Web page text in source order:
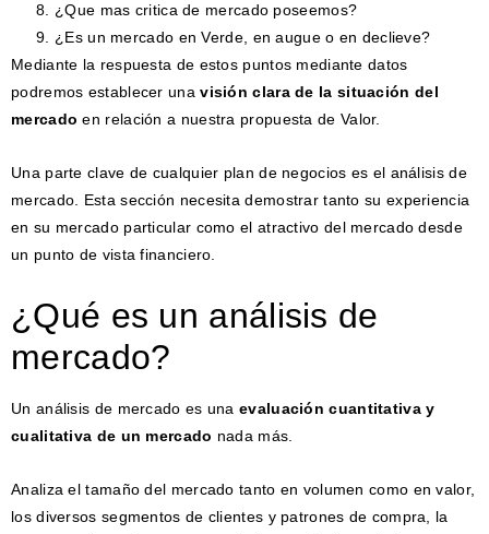
¿Que mas critica de mercado poseemos?
¿Es un mercado en Verde, en augue o en declieve?
Mediante la respuesta de estos puntos mediante datos
podremos establecer unavisión clara de la situación del
mercado en relación a nuestra propuesta de Valor.
Una parte clave de cualquier plan de negocios es el análisis de
mercado. Esta sección necesita demostrar tanto su experiencia
en su mercado particular como el atractivo del mercado desde
un punto de vista financiero.
¿Qué es un análisis de
mercado?
Un análisis de mercado es una evaluación cuantitativa y
cualitativa de un mercado nada más.
Analiza el tamaño del mercado tanto en volumen como en valor,
los diversos segmentos de clientes y patrones de compra, la